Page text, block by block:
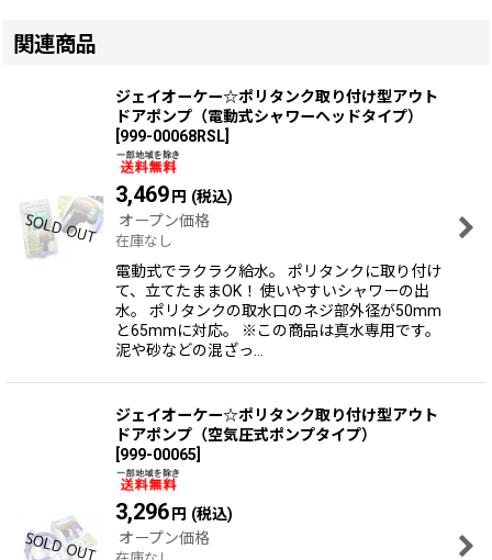
関連商品
ジェイオーケー☆ポリタンク取り付け型アウト
ドアポンプ（電動式シャワーヘッドタイプ）
999-00068RSL
3,469円 (税込)
オープン価格
在庫なし
電動式でラクラク給水。 ポリタンクに取り付け
て、立てたままOK！ 使いやすいシャワーの出
水。 ポリタンクの取水口のネジ部外径が50mm
と65mmに対応。 ※この商品は真水専用です。
泥や砂などの混ざっ…
ジェイオーケー☆ポリタンク取り付け型アウト
ドアポンプ（空気圧式ポンプタイプ）
[999-00065]
3,296円 (税込)
オープン価格